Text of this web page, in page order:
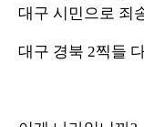
대구 시민으로 죄
대구 경북 2찍들